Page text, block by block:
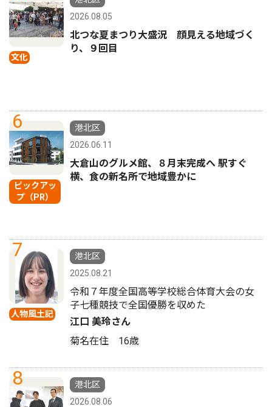
文化
2026.08.05
北つな夏まつり大盛況 顔見える地域づく
り、９回目
6
ピックアッ
プ（PR）
港北区
2026.06.11
大倉山のグルメ館、８月末完成へ 駅すぐ
横、食の新名所で地域豊かに
7
人物風土記
港北区
2025.08.21
令和７年度全国高等学校総合体育大会の女
子七種競技で全国優勝を収めた
江口 美玲さん
菊名在住 16歳
8
港北区
2026.08.06